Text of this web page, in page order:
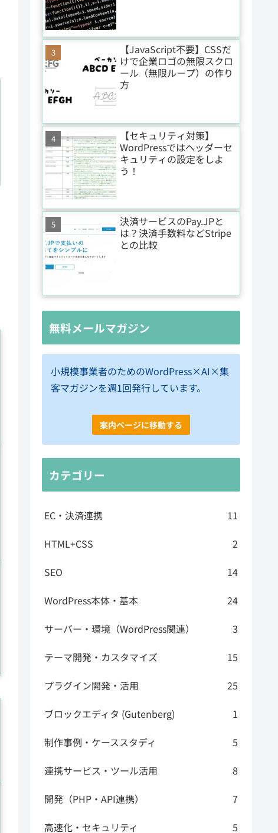
【JavaScript不要】CSSだ
けで企業ロゴの無限スクロ
ール（無限ループ）の作り
方
【セキュリティ対策】
WordPressではヘッダーセ
キュリティの設定をしよ
う！
決済サービスのPay.JPと
は？決済手数料などStripe
との比較
無料メールマガジン
小規模事業者のためのWordPress×AI×集
客マガジンを週1回発行しています。
案内ページに移動する
カテゴリー
EC・決済連携
11
HTML+CSS
2
SEO
14
WordPress本体・基本
24
サーバー・環境（WordPress関連）
3
テーマ開発・カスタマイズ
15
プラグイン開発・活用
25
ブロックエディタ (Gutenberg)
1
制作事例・ケーススタディ
5
連携サービス・ツール活用
8
開発（PHP・API連携）
7
高速化・セキュリティ
5